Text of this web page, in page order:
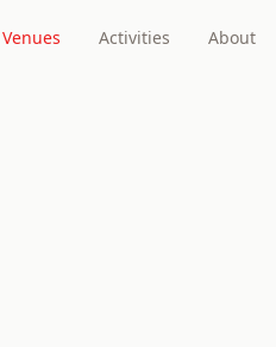
Venues Activities About